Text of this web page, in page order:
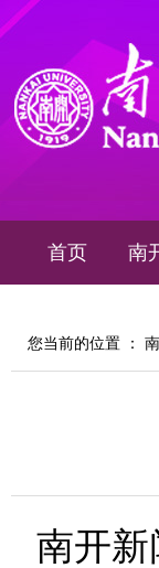
首页 南
您当前的位置 ：
南开新